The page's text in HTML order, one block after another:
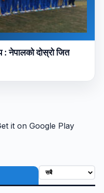
: नेपालको दोस्रो जित